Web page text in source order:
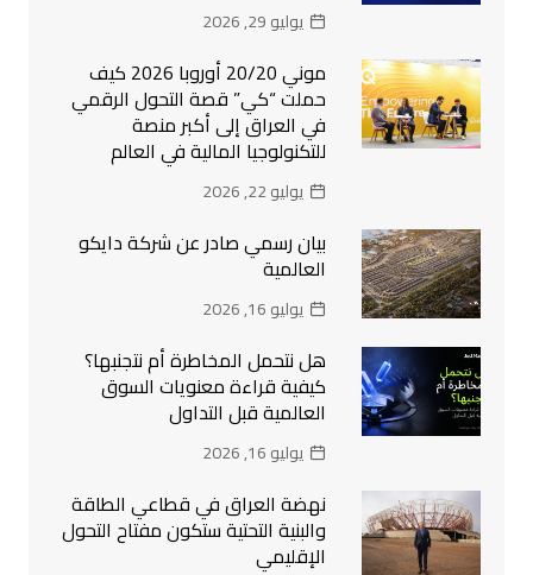
يوليو 29, 2026
موني 20/20 أوروبا 2026 كيف
حملت “كي” قصة التحول الرقمي
في العراق إلى أكبر منصة
للتكنولوجيا المالية في العالم
يوليو 22, 2026
بيان رسمي صادر عن شركة دايكو
العالمية
يوليو 16, 2026
هل نتحمل المخاطرة أم نتجنبها؟
كيفية قراءة معنويات السوق
العالمية قبل التداول
يوليو 16, 2026
نهضة العراق في قطاعي الطاقة
والبنية التحتية ستكون مفتاح التحول
الإقليمي